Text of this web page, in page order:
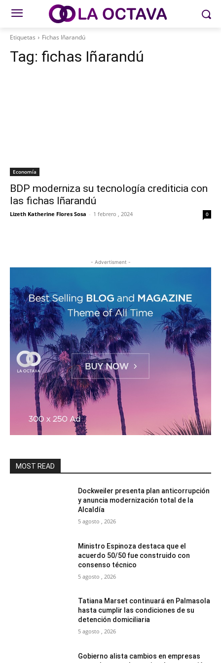
Etiquetas Fichas Iñarandú
Tag: fichas Iñarandú
Economía
BDP moderniza su tecnología crediticia con
las fichas Iñarandú
Lizeth Katherine Flores Sosa - 1 febrero , 2024 0
- Advertisment -
MOST READ
Dockweiler presenta plan anticorrupción
y anuncia modernización total de la
Alcaldía
5 agosto , 2026
Ministro Espinoza destaca que el
acuerdo 50/50 fue construido con
consenso técnico
5 agosto , 2026
Tatiana Marset continuará en Palmasola
hasta cumplir las condiciones de su
detención domiciliaria
5 agosto , 2026
Gobierno alista cambios en empresas